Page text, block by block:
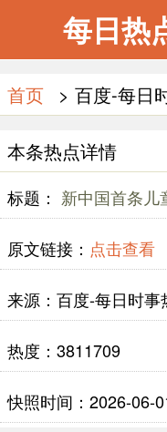
每日热
首页 > 百度-每日
本条热点详情
标题： 新中国首条儿
原文链接： 点击查看
来源：百度-每日时
热度：3811709
快照时间：2026-06-